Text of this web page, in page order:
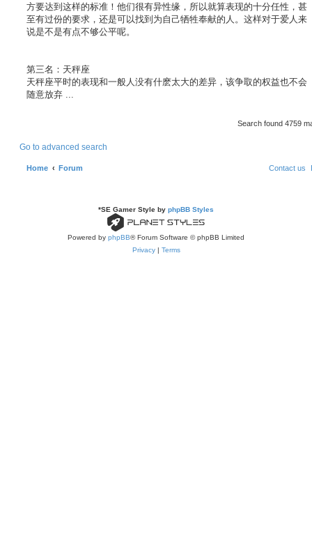
方要达到这样的标准！他们很有异性缘，所以就算表现的十分任性，甚
至有过份的要求，还是可以找到为自己牺牲奉献的人。这样对于爱人来
说是不是有点不够公平呢。
第三名：天秤座
天秤座平时的表现和一般人没有什麽太大的差异，该争取的权益也不会
随意放弃 ...
Search found 4759
Go to advanced search
Home Forum Contact us
*SE Gamer Style by phpBB Styles
Powered by phpBB® Forum Software © phpBB Limited
Privacy
Terms